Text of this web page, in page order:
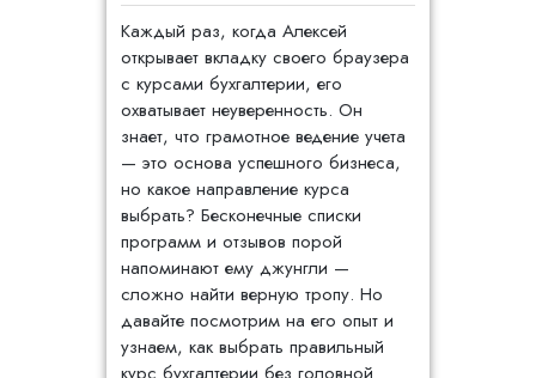
Каждый раз, когда Алексей
открывает вкладку своего браузера
с курсами бухгалтерии, его
охватывает неуверенность. Он
знает, что грамотное ведение учета
— это основа успешного бизнеса,
но какое направление курса
выбрать? Бесконечные списки
программ и отзывов порой
напоминают ему джунгли —
сложно найти верную тропу. Но
давайте посмотрим на его опыт и
узнаем, как выбрать правильный